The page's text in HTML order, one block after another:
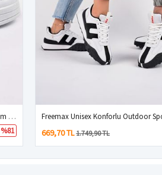
Freemax Unisex Garantili Hafif Esnek Sağlam Sneaker Spor Ayakkabı BEYAZ BEYAZ
%81 669,70 TL 1.749,90 TL